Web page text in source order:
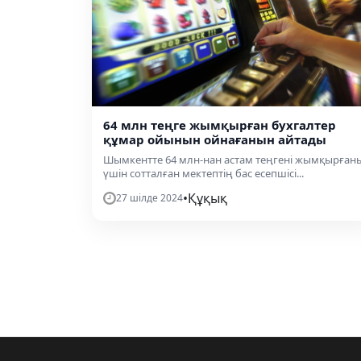
64 млн теңге жымқырған бухгалтер
құмар ойынын ойнағанын айтады
Шымкентте 64 млн-нан астам теңгені
үшін сотталған мектептің бас есепшісі...
27 шілде 2024•Құқық